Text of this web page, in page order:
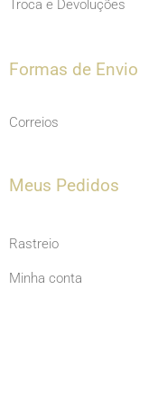
Troca e Devoluções
Formas de Envio
Correios
Meus Pedidos
Rastreio
Minha conta